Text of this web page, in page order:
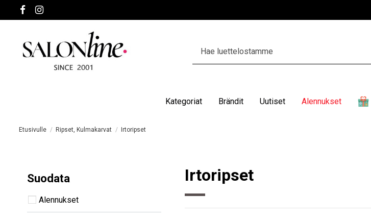
Kategoriat Brändit Uutiset Alennukset
Etusivulle Ripset, Kulmakarvat Irtoripset
Irtoripset
Suodata
Alennukset